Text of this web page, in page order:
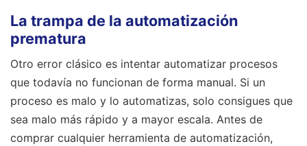
La trampa de la automatización
prematura
Otro error clásico es intentar automatizar procesos
que todavía no funcionan de forma manual. Si un
proceso es malo y lo automatizas, solo consigues que
sea malo más rápido y a mayor escala. Antes de
comprar cualquier herramienta de automatización,